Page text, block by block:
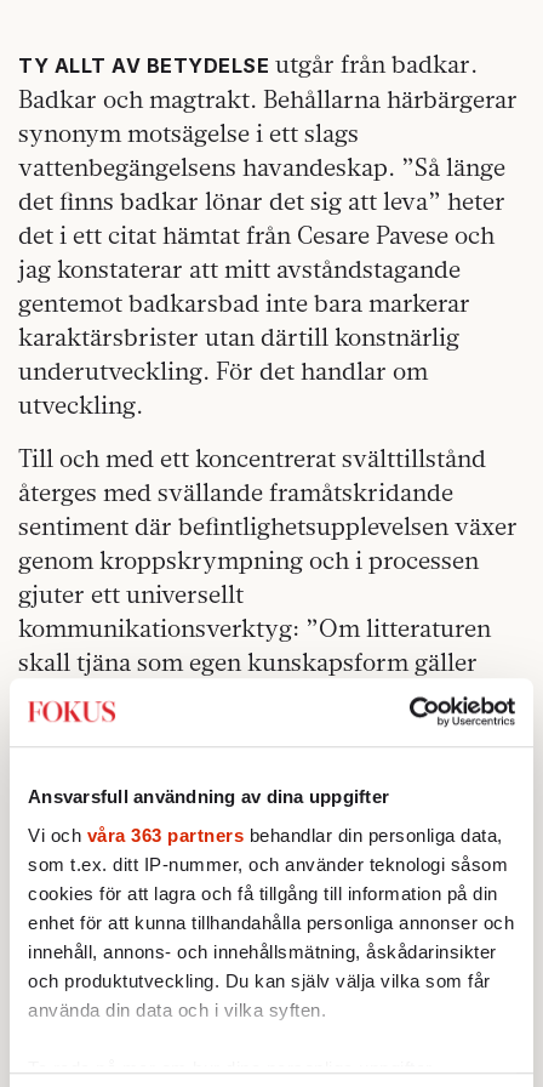
Ansvarsfull användning av dina uppgifter
Vi och våra 363 partners behandlar din personliga data,
som t.ex. ditt IP-nummer, och använder teknologi såsom
cookies för att lagra och få tillgång till information på din
enhet för att kunna tillhandahålla personliga annonser och
innehåll, annons- och innehållsmätning, åskådarinsikter
och produktutveckling. Du kan själv välja vilka som får
använda din data och i vilka syften.
Ta reda på mer om hur dina personliga uppgifter
TY ALLT AV BETYDELSE utgår från badkar.
Badkar och magtrakt. Behållarna härbärgerar
synonym motsägelse i ett slags
vattenbegängelsens havandeskap. ”Så länge
det finns badkar lönar det sig att leva” heter
det i ett citat hämtat från Cesare Pavese och
jag konstaterar att mitt avståndstagande
gentemot badkarsbad inte bara markerar
karaktärsbrister utan därtill konstnärlig
underutveckling. För det handlar om
utveckling.
Till och med ett koncentrerat svälttillstånd
återges med svällande framåtskridande
sentiment där befintlighetsupplevelsen växer
genom kroppskrympning och i processen
gjuter ett universellt
kommunikationsverktyg: ”Om litteraturen
skall tjäna som egen kunskapsform gäller
det, tror jag, att hantera en sådan tid, och en
sådan närvaro, med det enda som inte kan tas